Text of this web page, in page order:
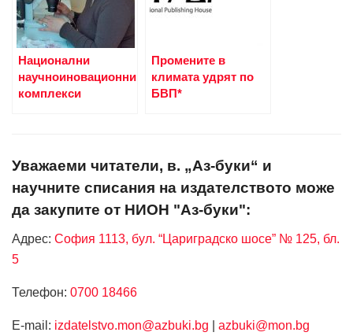
Национални
научноиновационни
комплекси
Промените в
климата удрят по
БВП*
Уважаеми читатели, в. „Аз-буки“ и
научните списания на издателството може
да закупите от НИОН "Аз-буки":
Адрес: София 1113, бул. “Цариградско шосе” № 125, бл.
5
Телефон: 0700 18466
Е-mail: izdatelstvo.mon@azbuki.bg azbuki@mon.bg